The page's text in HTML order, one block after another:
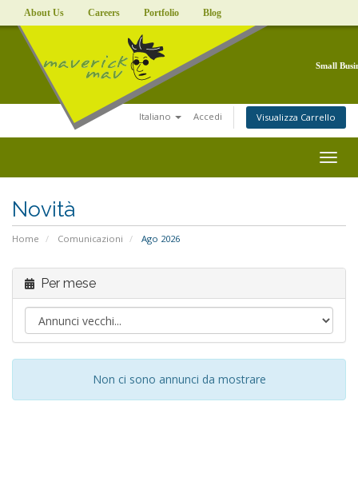
About Us Careers Portfolio Blog
Small
Italiano Accedi Visualizza Carrello
Novità
Home Comunicazioni Ago 2026
Per mese
Non ci sono annunci da mostrare